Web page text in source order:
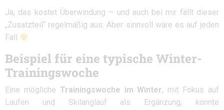
Ja, das kostet Überwindung – und auch bei mir fällt dieser
„Zusatzteil“ regelmäßig aus. Aber sinnvoll wäre es auf jeden
Fall
Beispiel für eine typische Winter-
Trainingswoche
Eine mögliche Trainingswoche im Winter, mit Fokus auf
Laufen und Skilanglauf als Ergänzung, könnte